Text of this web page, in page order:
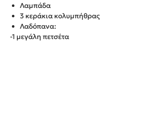
Λαμπάδα
3 κεράκια κολυμπήθρας
Λαδόπανα:
-1 μεγάλη πετσέτα